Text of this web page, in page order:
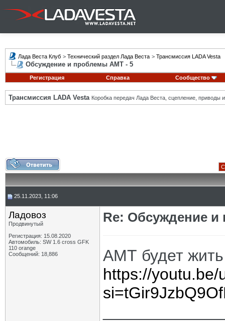
Лада Веста Клуб > Технический раздел Лада Веста > Трансмиссия LADA Vesta
Обсуждение и проблемы АМТ - 5
Регистрация Справка Сообщество
Трансмиссия LADA Vesta Коробка передач Лада Веста, сцепление, приводы и
25.11.2023, 11:06
Ладовоз
Продвинутый
Регистрация: 15.08.2020
Автомобиль: SW 1.6 cross GFK
110 orange
Сообщений: 18,886
Re: Обсуждение
АМТ будет жить
https://youtu.be/